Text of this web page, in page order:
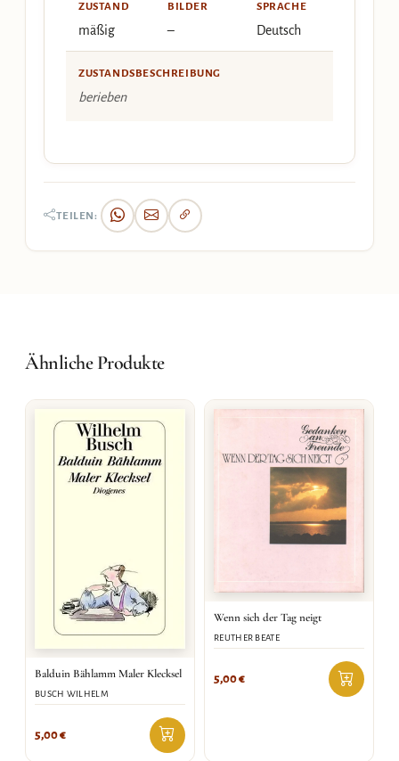
ZUSTAND
mäßig
BILDER
–
SPRACHE
Deutsch
ZUSTANDSBESCHREIBUNG
berieben
TEILEN:
Ähnliche Produkte
Balduin Bählamm Maler Klecksel
BUSCH WILHELM
5,00€
Wenn sich der Tag neigt
REUTHER BEATE
5,00€